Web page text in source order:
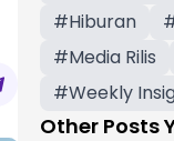
#Hiburan
#Media Rilis
#Weekly
Other Posts